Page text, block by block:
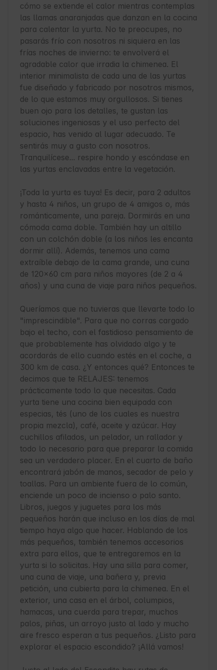
cómo se extiende el calor mientras contemplas
las llamas anaranjadas que danzan en la cocina
para calentar la yurta. No te preocupes, no
pasarás frío con nosotros ni siquiera en las
frías noches de invierno: te envolverá el
agradable calor que irradia la chimenea. El
interior minimalista de cada una de las yurtas
fue diseñado y fabricado por nosotros mismos,
de lo que estamos muy orgullosos. Si tienes
buen ojo para los detalles, te gustan las
soluciones ingeniosas y el uso perfecto del
espacio, has venido al lugar adecuado. Te
sentirás muy a gusto con nosotros.
Tranquilícese... respire hondo y escóndase en
las yurtas enclavadas entre la vegetación.
¡Toda la yurta es tuya! Es decir, para 2 adultos
y hasta 4 niños, un grupo de 4 amigos o, más
románticamente, una pareja. Dormirás en una
cómoda cama doble. También hay un altillo
con un colchón doble (a los niños les encanta
dormir allí). Además, tenemos una cama
extraíble debajo de la cama grande, una cuna
de 120x60 cm para niños mayores (de 2 a 4
años) y una cuna de viaje para niños pequeños.
Queríamos que no tuvieras que llevarte todo lo
"imprescindible". Para que no corras cargado
bajo el techo, con el fastidioso pensamiento de
que probablemente has olvidado algo y te
acordarás de ello cuando estés en el coche, a
300 km de casa. ¿Y entonces qué? Entonces te
decimos que te RELAJES: tenemos
prácticamente todo lo que necesitas. Cada
yurta tiene una cocina bien equipada con
especias, tés (uno de los cuales es nuestra
propia mezcla), café, aceite y azúcar. Hay
cuchillos afilados, un pelador, un rallador y
todo lo necesario para que preparar la comida
sea un verdadero placer. En el cuarto de baño
encontrará jabón de manos, secador de pelo y
toallas. Para un ambiente fuera de lo común,
enciende un poco de incienso o palo santo.
Libros, juegos y juguetes para los más
pequeños harán que incluso en los días de mal
tiempo haya algo que hacer. Hablando de los
más pequeños, también tenemos accesorios
extra para ellos, que te entregaremos en la
yurta si lo solicitas. Hay una silla para comer,
una cuna de viaje, una bañera y, previa
petición, una cubierta para la chimenea. En el
exterior, una casa en el árbol, columpios,
hamacas, una cuerda para trepar, muchos
palos, piñas, un arroyo justo al lado y mucho
aire fresco esperan a tus pequeños. ¿Listo para
explorar el espacio escondido? ¡Allá vamos!